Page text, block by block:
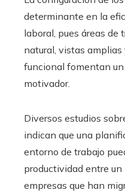
determinante en la
laboral, pues áreas de
natural, vistas
funcional fomentan
motivador.
Diversos estudios
indican que una
entorno de trabajo
productividad entre
empresas que han